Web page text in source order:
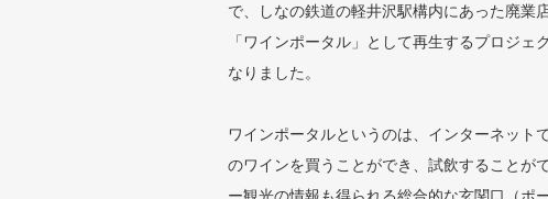
で、しなの鉄道の軽井沢駅構内にあった廃業
「ワインポータル」として再生するプロジ
なりました。
ワインポータルというのは、インターネット
のワインを買うことができ、試飲することが
ー観光の情報も得られる総合的な玄関口（ポ